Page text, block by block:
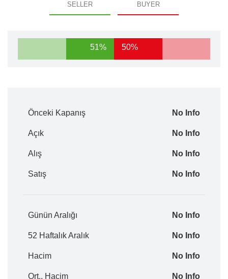
SELLER BUYER
51% 50%
Önceki Kapanış No Info
Açık No Info
Alış No Info
Satış No Info
Günün Aralığı No Info
52 Haftalık Aralık No Info
Hacim No Info
Ort., Hacim No Info